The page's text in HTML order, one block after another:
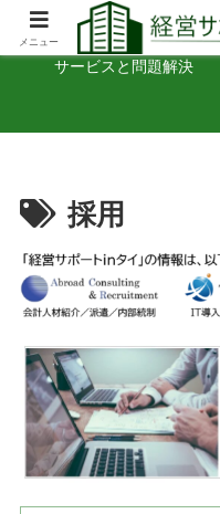
タイでの経営のヒント
サービスと問題解決
採用
メニュー